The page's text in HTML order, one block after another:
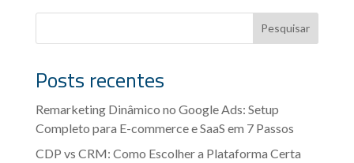
Pesquisar
Posts recentes
Remarketing Dinâmico no Google Ads: Setup
Completo para E-commerce e SaaS em 7 Passos
CDP vs CRM: Como Escolher a Plataforma Certa